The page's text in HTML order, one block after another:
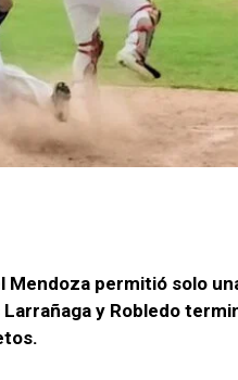
Mendoza permitió solo
y Robledo